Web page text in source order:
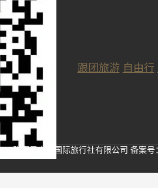
跟团旅游 自由行
张家界中国国际旅行社有限公司 备案号